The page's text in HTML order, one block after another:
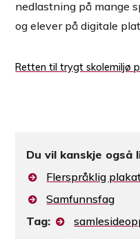
nedlastning på mange
og elever på digitale
Retten til trygt skolemiljø
Du vil kanskje også
Flerspråklig
Samfunnsfag
Tag: